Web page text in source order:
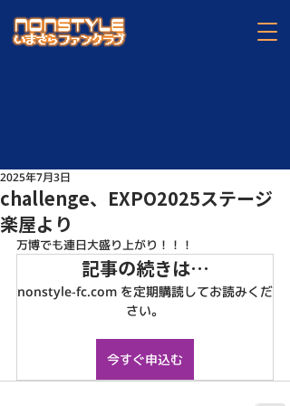
challenge、EXPO2025ステージ
楽屋より
2025年7月3日
万博でも連日大盛り上がり！！！
記事の続きは…
nonstyle-fc.com を定期購読してお読みくだ
さい。
今すぐ申込む